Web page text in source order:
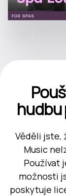
hudbu
Věděli jste,
Music
Používat
možnosti
poskytuje